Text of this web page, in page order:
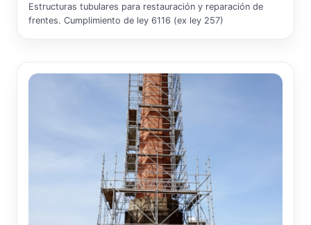
Estructuras tubulares para restauración y reparación de
frentes. Cumplimiento de ley 6116 (ex ley 257)